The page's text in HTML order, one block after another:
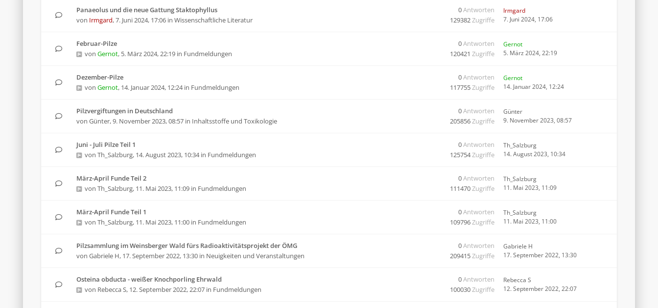
Panaeolus und die neue Gattung Staktophyllus
von Irmgard,7. Juni 2024, 17:06 in Wissenschaftliche Literatur
0Antworten
129382Zugriffe
Irmgard
7. Juni 2024, 17:06
Februar-Pilze
von Gernot, 5. März 2024, 22:19 in Fundmeldungen
0Antworten
120421 Zugriffe
Gernot
5. März 2024, 22:19
Dezember-Pilze
von Gernot, 14. Januar 2024, 12:24in Fundmeldungen
0Antworten
117755Zugriffe
Gernot
14. Januar 2024, 12:24
Pilzvergiftungen in Deutschland
von Günter,9. November 2023, 08:57 in Inhaltsstoffe und Toxikologie
0Antworten
205856Zugriffe
Günter
9. November 2023, 08:57
Juni - Juli Pilze Teil 1
von Th_Salzburg, 14. August 2023, 10:34in Fundmeldungen
0Antworten
125754Zugriffe
Th_Salzburg
14. August 2023, 10:34
März-April Funde Teil 2
von Th_Salzburg, 11. Mai 2023, 11:09 in Fundmeldungen
0Antworten
111470Zugriffe
Th_Salzburg
11. Mai 2023, 11:09
März-April Funde Teil 1
von Th_Salzburg, 11. Mai 2023, 11:00 in Fundmeldungen
0Antworten
109796Zugriffe
Th_Salzburg
11. Mai 2023, 11:00
Pilzsammlung im Weinsberger Wald fürs Radioaktivitätsprojekt der ÖMG
von Gabriele H, 17. September 2022, 13:30 in Neuigkeiten und Veranstaltungen
0Antworten
209415Zugriffe
Gabriele H
17. September 2022, 13:30
Osteina obducta - weißer Knochporling Ehrwald
von Rebecca S, 12. September 2022, 22:07 in Fundmeldungen
0Antworten
100030Zugriffe
Rebecca S
12. September 2022, 22:07